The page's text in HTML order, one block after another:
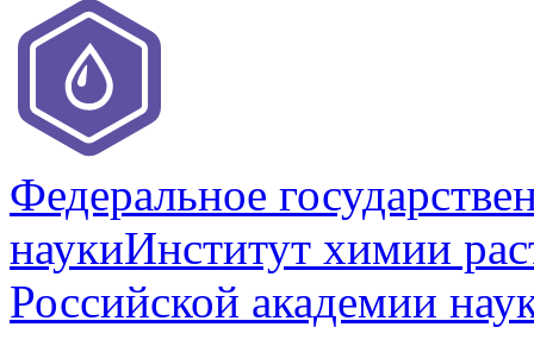
Федеральное
наукиИнститут химии
Российской академии